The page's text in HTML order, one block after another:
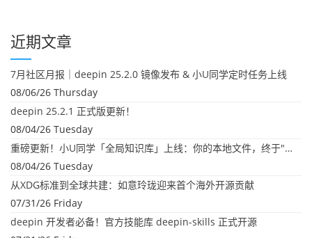
近期文章
7月社区月报｜deepin 25.2.0 镜像发布 & 小U同学定时任务上线
08/06/26 Thursday
deepin 25.2.1 正式版更新！
08/04/26 Tuesday
重磅更新！小U同学「全局知识库」上线：你的本地文件，终于"活"起来了
08/04/26 Tuesday
从XDG标准到全球共建：如意玲珑迎来首个海外开源贡献
07/31/26 Friday
deepin 开发者必备！官方技能库 deepin-skills 正式开源